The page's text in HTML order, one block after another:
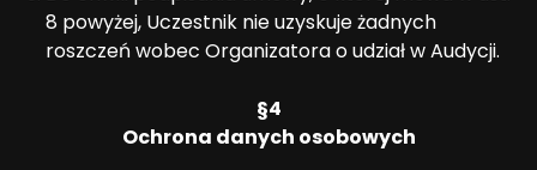
8 powyżej, Uczestnik nie uzyskuje żadnych
roszczeń wobec Organizatora o udział w Audycji.
§4
Ochrona danych osobowych